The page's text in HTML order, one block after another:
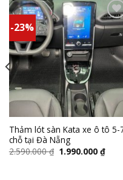
-23%
Add to
wishlist
Thảm lót sàn Kata xe ô tô 5-
chỗ tại Đà Nẵng
2.590.000₫ 1.990.000 ₫